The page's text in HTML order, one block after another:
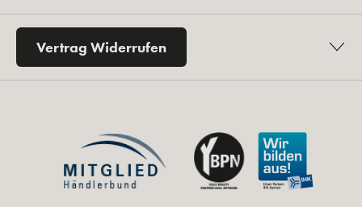
Vertrag Widerrufen